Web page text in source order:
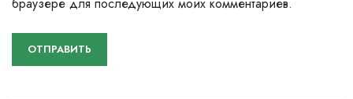
браузере для последующих моих комментариев.